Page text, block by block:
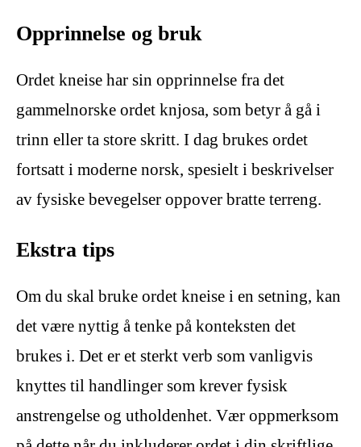
Opprinnelse og bruk
Ordet kneise har sin opprinnelse fra det
gammelnorske ordet knjosa, som betyr å gå i
trinn eller ta store skritt. I dag brukes ordet
fortsatt i moderne norsk, spesielt i beskrivelser
av fysiske bevegelser oppover bratte terreng.
Ekstra tips
Om du skal bruke ordet kneise i en setning, kan
det være nyttig å tenke på konteksten det
brukes i. Det er et sterkt verb som vanligvis
knyttes til handlinger som krever fysisk
anstrengelse og utholdenhet. Vær oppmerksom